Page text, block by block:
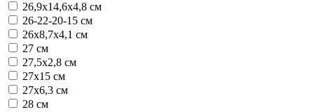
26,9х14,6х4,8 см
26-22-20-15 см
26х8,7х4,1 см
27 см
27,5x2,8 см
27х15 см
27х6,3 см
28 см